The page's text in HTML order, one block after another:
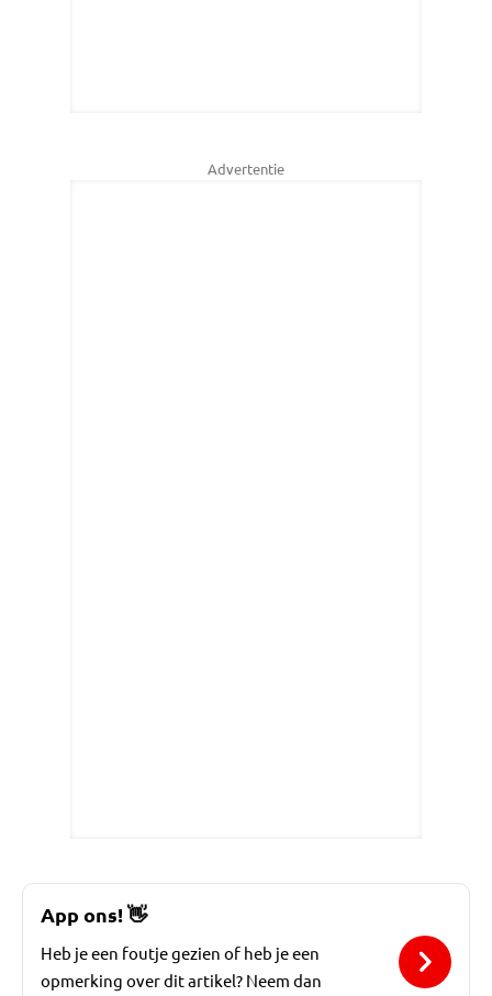
Advertentie
App ons!👋
Heb je een foutje gezien of heb je een
opmerking over dit artikel? Neem dan